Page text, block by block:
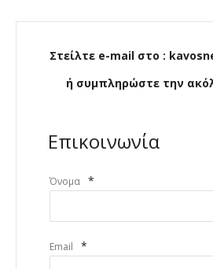
Στείλτε e-mail στο :
ή συμπληρώστε την
Επικοινωνία
Όνομα *
Email *